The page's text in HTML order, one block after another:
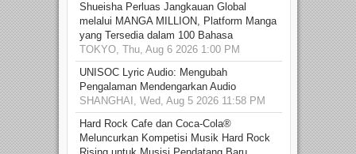
Shueisha Perluas Jangkauan Global
melalui MANGA MILLION, Platform Manga
yang Tersedia dalam 100 Bahasa
TOKYO, Thu, Aug 6 2026 1:00 PM
UNISOC Lyric Audio: Mengubah
Pengalaman Mendengarkan Audio
SHANGHAI, Wed, Aug 5 2026 11:58 PM
Hard Rock Cafe dan Coca-Cola®
Meluncurkan Kompetisi Musik Hard Rock